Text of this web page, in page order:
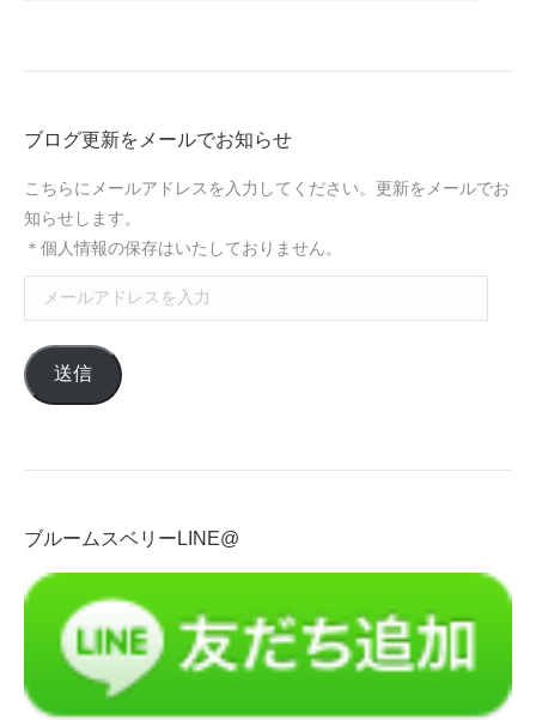
ブログ更新をメールでお知らせ
こちらにメールアドレスを入力してください。更新をメールでお
知らせします。
＊個人情報の保存はいたしておりません。
ー
ル
ア
ス
入
送信
ブルームスベリーLINE@